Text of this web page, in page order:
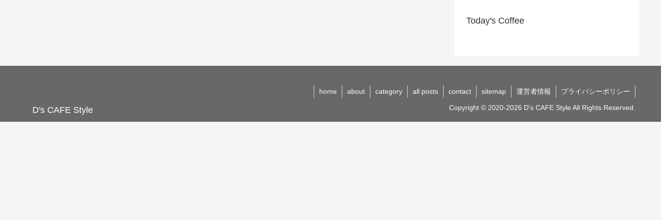
Today's Coffee
D's CAFE Style
home about category all posts contact sitemap 運営者情報 プライバシーポリシー
Copyright © 2020-2026 D's CAFE Style All Rights Reserved.